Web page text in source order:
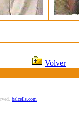
Volver
balcells.com